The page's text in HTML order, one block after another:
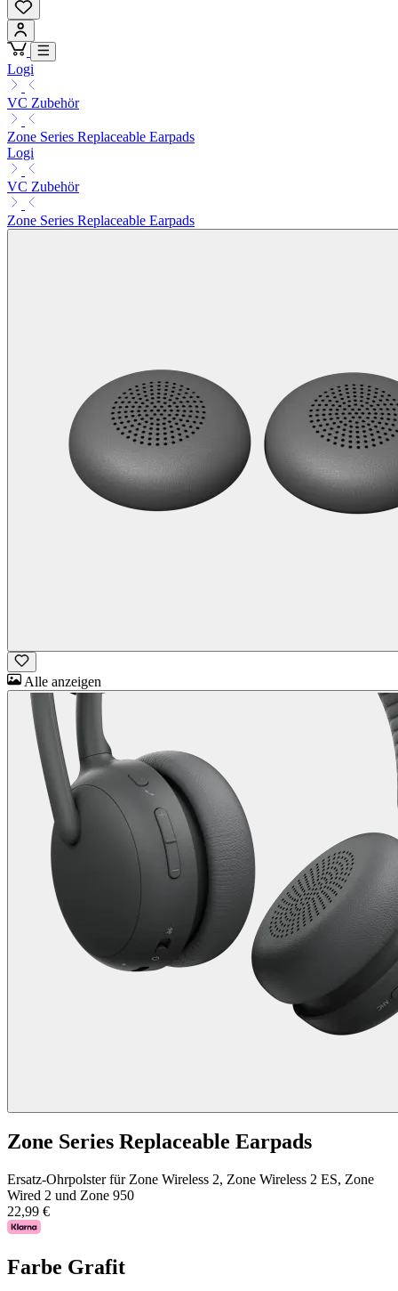
Logi
VC Zubehör
Zone Series Replaceable Earpads
Logi
VC Zubehör
Zone Series Replaceable Earpads
Alle anzeigen
Zone Series Replaceable Earpads
Ersatz-Ohrpolster für Zone Wireless 2, Zone Wireless 2 ES, Zone
Wired 2 und Zone 950
22,99 €
Farbe Grafit